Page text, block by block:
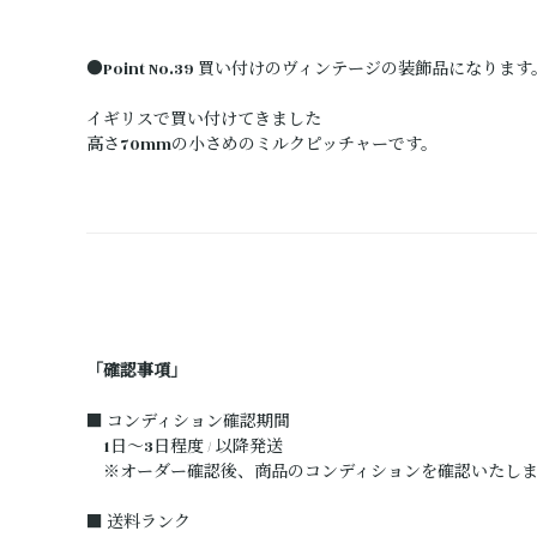
●Point No.39 買い付けのヴィンテージの装飾品になります
イギリスで買い付けてきました
高さ70mmの小さめのミルクピッチャーです。
「確認事項」
■ コンディション確認期間
1日～3日程度 / 以降発送
※オーダー確認後、商品のコンディションを確認いたし
■ 送料ランク